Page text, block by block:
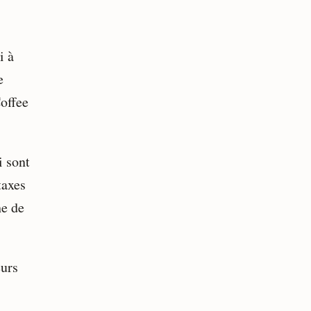
à
sont
de